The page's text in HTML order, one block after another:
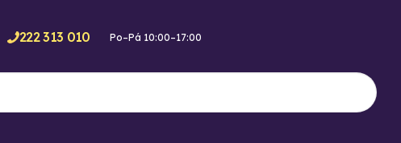
222 313 010 Po–Pá 10:00–17:00